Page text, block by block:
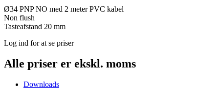
Ø34 PNP NO med 2 meter PVC kabel
Non flush
Tasteafstand 20 mm
Log ind for at se priser
Alle priser er ekskl. moms
Downloads